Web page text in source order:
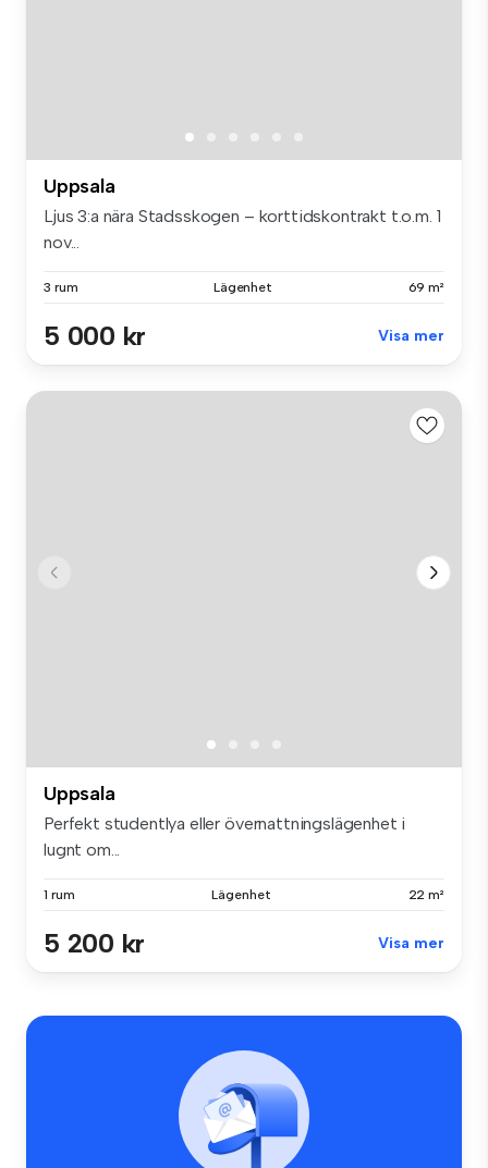
Uppsala
Ljus 3:a nära Stadsskogen – korttidskontrakt t.o.m. 1
nov...
3 rum Lägenhet 69 m²
5 000 kr Visa mer
Uppsala
Perfekt studentlya eller övernattningslägenhet i
lugnt om...
1 rum Lägenhet 22 m²
5 200 kr Visa mer